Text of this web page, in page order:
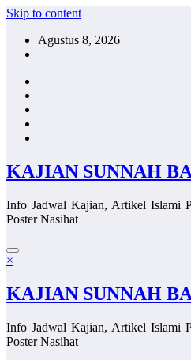
Skip to content
Agustus 8, 2026
KAJIAN SUNNAH
Info Jadwal Kajian, Artikel Islami
Poster Nasihat
×
KAJIAN SUNNAH
Info Jadwal Kajian, Artikel Islami
Poster Nasihat